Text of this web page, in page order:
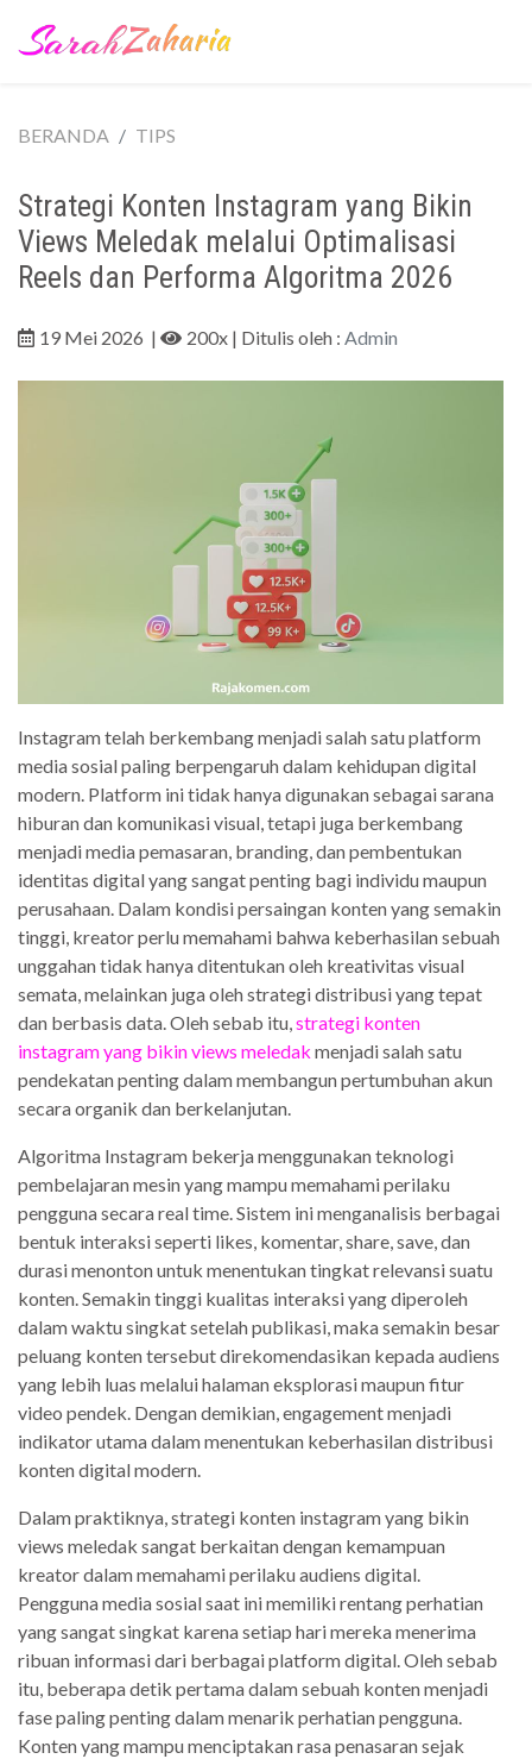
BERANDA TIPS
Strategi Konten Instagram yang Bikin
Views Meledak melalui Optimalisasi
Reels dan Performa Algoritma 2026
19 Mei 2026 | 200x | Ditulis oleh : Admin
Instagram telah berkembang menjadi salah satu platform
media sosial paling berpengaruh dalam kehidupan digital
modern. Platform ini tidak hanya digunakan sebagai sarana
hiburan dan komunikasi visual, tetapi juga berkembang
menjadi media pemasaran, branding, dan pembentukan
identitas digital yang sangat penting bagi individu maupun
perusahaan. Dalam kondisi persaingan konten yang semakin
tinggi, kreator perlu memahami bahwa keberhasilan sebuah
unggahan tidak hanya ditentukan oleh kreativitas visual
semata, melainkan juga oleh strategi distribusi yang tepat
dan berbasis data. Oleh sebab itu,strategi konten
instagram yang bikin views meledak menjadi salah satu
pendekatan penting dalam membangun pertumbuhan akun
secara organik dan berkelanjutan.
Algoritma Instagram bekerja menggunakan teknologi
pembelajaran mesin yang mampu memahami perilaku
pengguna secara real time. Sistem ini menganalisis berbagai
bentuk interaksi seperti likes, komentar, share, save, dan
durasi menonton untuk menentukan tingkat relevansi suatu
konten. Semakin tinggi kualitas interaksi yang diperoleh
dalam waktu singkat setelah publikasi, maka semakin besar
peluang konten tersebut direkomendasikan kepada audiens
yang lebih luas melalui halaman eksplorasi maupun fitur
video pendek. Dengan demikian, engagement menjadi
indikator utama dalam menentukan keberhasilan distribusi
konten digital modern.
Dalam praktiknya, strategi konten instagram yang bikin
views meledak sangat berkaitan dengan kemampuan
kreator dalam memahami perilaku audiens digital.
Pengguna media sosial saat ini memiliki rentang perhatian
yang sangat singkat karena setiap hari mereka menerima
ribuan informasi dari berbagai platform digital. Oleh sebab
itu, beberapa detik pertama dalam sebuah konten menjadi
fase paling penting dalam menarik perhatian pengguna.
Konten yang mampu menciptakan rasa penasaran sejak